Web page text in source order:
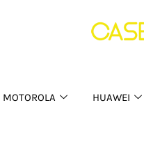
MOTOROLA HUAWEI